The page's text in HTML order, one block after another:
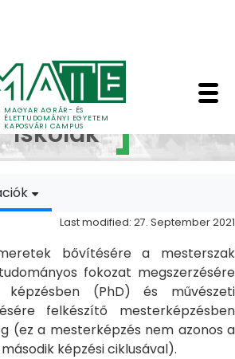
MAGYAR AGRÁR- ÉS
ÉLETTUDOMÁNYI EGYETEM
KAPOSVÁRI CAMPUS
-
Doktori
Iskolák
Last modified: 27. September 2021
bővítésére a mesterszak
fokozat megszerzésére
képzésben (PhD) és művészeti
felkészítő mesterképzésben
(ez a mesterképzés nem azonos a
képzési ciklusával).